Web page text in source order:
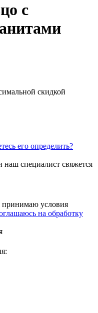
с
скидкой
его определить?
наш специалист свяжется
принимаю условия
на обработку